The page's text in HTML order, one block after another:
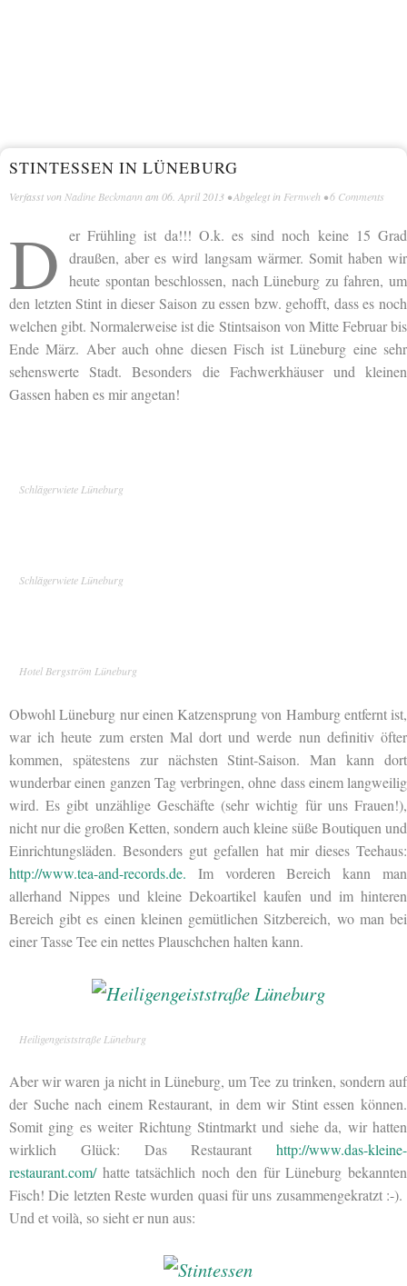
STINTESSEN IN LÜNEBURG
Verfasst von Nadine Beckmann am 06. April 2013 • Abgelegt in Fernweh •6 Comments
D
er Frühling ist da!!! O.k. es sind noch keine 15 Grad
draußen, aber es wird langsam wärmer. Somit haben wir
heute spontan beschlossen, nach Lüneburg zu fahren, um
den letzten Stint in dieser Saison zu essen bzw. gehofft, dass es noch
welchen gibt. Normalerweise ist die Stintsaison von Mitte Februar bis
Ende März. Aber auch ohne diesen Fisch ist Lüneburg eine sehr
sehenswerte Stadt. Besonders die Fachwerkhäuser und kleinen
Gassen haben es mir angetan!
Schlägerwiete Lüneburg
Schlägerwiete Lüneburg
Hotel Bergström Lüneburg
Obwohl Lüneburg nur einen Katzensprung von Hamburg entfernt ist,
war ich heute zum ersten Mal dort und werde nun definitiv öfter
kommen, spätestens zur nächsten Stint-Saison. Man kann dort
wunderbar einen ganzen Tag verbringen, ohne dass einem langweilig
wird. Es gibt unzählige Geschäfte (sehr wichtig für uns Frauen!),
nicht nur die großen Ketten, sondern auch kleine süße Boutiquen und
Einrichtungsläden. Besonders gut gefallen hat mir dieses Teehaus:
http://www.tea-and-records.de. Im vorderen Bereich kann man
allerhand Nippes und kleine Dekoartikel kaufen und im hinteren
Bereich gibt es einen kleinen gemütlichen Sitzbereich, wo man bei
einer Tasse Tee ein nettes Plauschchen halten kann.
Heiligengeiststraße Lüneburg
Aber wir waren ja nicht in Lüneburg, um Tee zu trinken, sondern auf
der Suchenach einem Restaurant, in dem wir Stint essen können.
Somit ging es weiter Richtung Stintmarkt und siehe da, wir hatten
wirklich Glück: Das Restaurant http://www.das-kleine-
restaurant.com/ hatte tatsächlich noch den für Lüneburg bekannten
Fisch! Die letzten Reste wurden quasi für uns zusammengekratzt :-).
Und et voilà, so sieht er nun aus: